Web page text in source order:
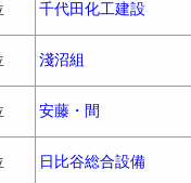
千代田化工建設
淺沼組
安藤・間
日比谷総合設備